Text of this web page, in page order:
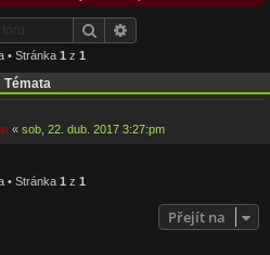
Hledat
• Stránka 1 z 1
Témata
« sob, 22. dub. 2017 3:27:pm
• Stránka 1 z 1
Přejít na